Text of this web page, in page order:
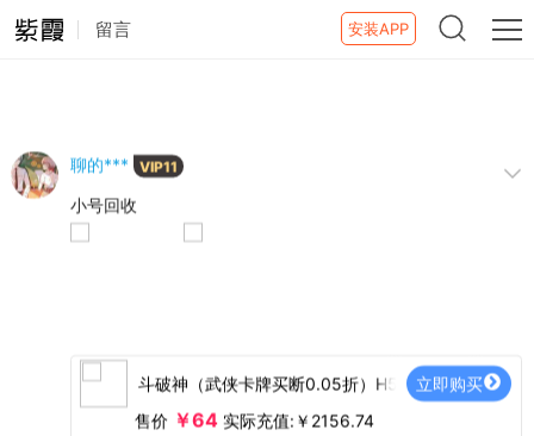
留言 安装APP
聊的*** VIP11
小号回收
斗破神（武侠卡牌买断0.05折）H5 6服
售价 ￥64 实际充值:￥2156.74
立即购买